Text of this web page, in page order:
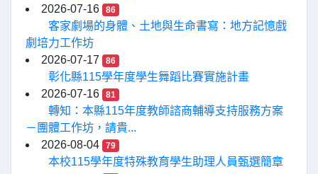
2026-07-16
86
客家劇場的身體、土地與生命書寫：地方記憶戲
劇培力工作坊
2026-07-17
86
彰化縣115學年度學生舞蹈比賽實施計畫
2026-07-16
81
轉知：本縣115年度教師諮商輔導支持服務方案
－團體工作坊，請貴...
2026-08-04
79
本校115學年度特殊教育學生助理人員甄選簡章